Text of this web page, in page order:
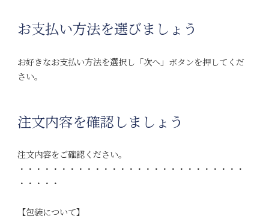
お支払い方法を選びましょう
お好きなお支払い方法を選択し「次へ」ボタンを押してくだ
さい。
注文内容を確認しましょう
注文内容をご確認ください。
・・・・・・・・・・・・・・・・・・・・・・・・・・・
・・・・・
【包装について】